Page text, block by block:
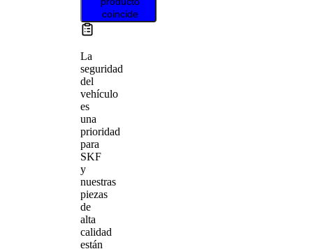
coincide
La
seguridad
del
vehículo
es
una
prioridad
para
SKF
y
nuestras
piezas
de
alta
calidad
están